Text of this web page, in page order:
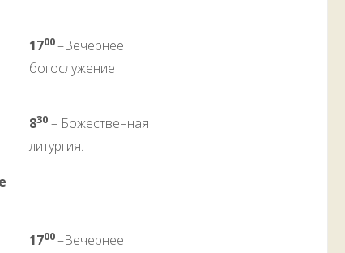
1700–Вечернее
богослужение
830 – Божественная
литургия.
1700–Вечернее